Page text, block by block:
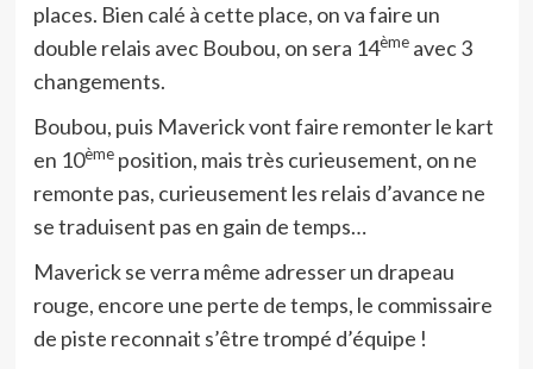
places. Bien calé à cette place, on va faire un
double relais avec Boubou, on sera 14èmeavec 3
changements.
Boubou, puis Maverick vont faire remonter le kart
en 10èmeposition, mais très curieusement, on ne
remonte pas, curieusement les relais d’avance ne
se traduisent pas en gain de temps…
Maverick se verra même adresser un drapeau
rouge, encore une perte de temps, le commissaire
de piste reconnait s’être trompé d’équipe !